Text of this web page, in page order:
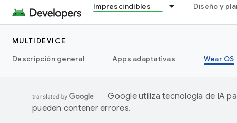
Imprescindibles Diseño y
MULTIDEVICE
Descripción general
Apps adaptativas Wear OS
Google utiliza tecnología de IA
pueden contener errores.